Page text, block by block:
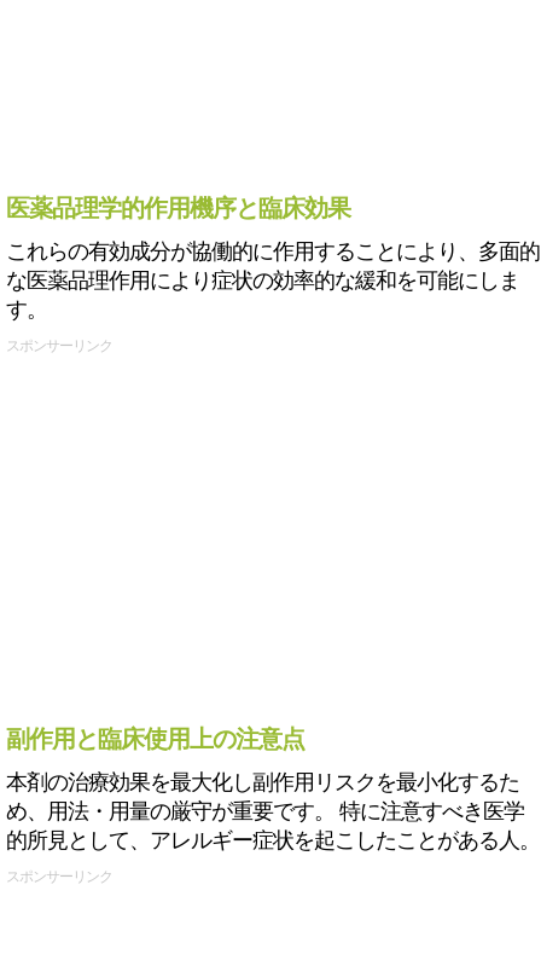
医薬品理学的作用機序と臨床効果
これらの有効成分が協働的に作用することにより、多面的
な医薬品理作用により症状の効率的な緩和を可能にしま
す。
スポンサーリンク
副作用と臨床使用上の注意点
本剤の治療効果を最大化し副作用リスクを最小化するた
め、用法・用量の厳守が重要です。 特に注意すべき医学
的所見として、アレルギー症状を起こしたことがある人。
スポンサーリンク